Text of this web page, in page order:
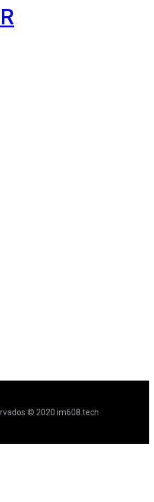
© 2020 im608.tech